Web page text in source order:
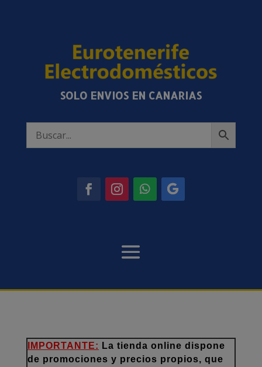
SOLO ENVIOS EN CANARIAS
IMPORTANTE: La tienda online dispone
de promociones y precios propios, que